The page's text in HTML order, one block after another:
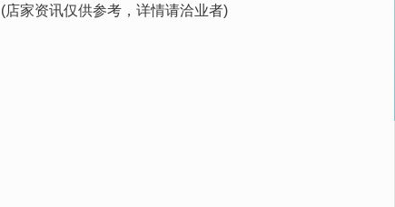
(店家资讯仅供参考，详情请洽业者)